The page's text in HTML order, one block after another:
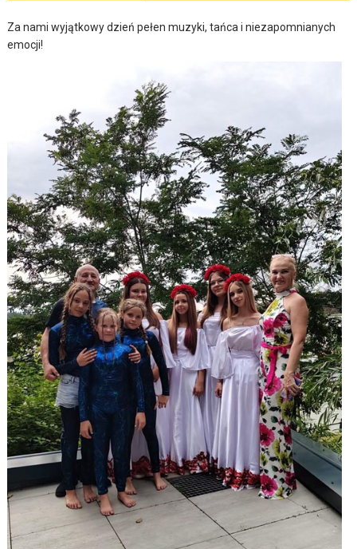
Za nami wyjątkowy dzień pełen muzyki, tańca i niezapomnianych
emocji!